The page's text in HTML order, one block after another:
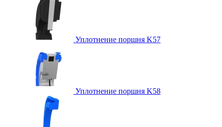
Уплотнение поршня K57
Уплотнение поршня K58